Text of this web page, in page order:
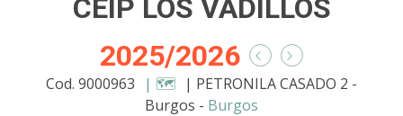
CEIP LOS VADILLOS
2025/2026
Cod. 9000963 | 🗺️ | PETRONILA CASADO 2 -
Burgos - Burgos